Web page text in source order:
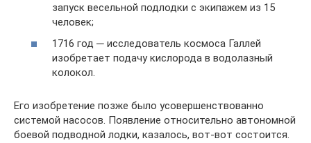
запуск весельной подлодки с экипажем из 15
человек;
1716 год ─ исследователь космоса Галлей
изобретает подачу кислорода в водолазный
колокол.
Его изобретение позже было усовершенствованно
системой насосов. Появление относительно автономной
боевой подводной лодки, казалось, вот-вот состоится.